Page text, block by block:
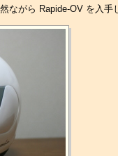
ながら Rapide-OV を入手